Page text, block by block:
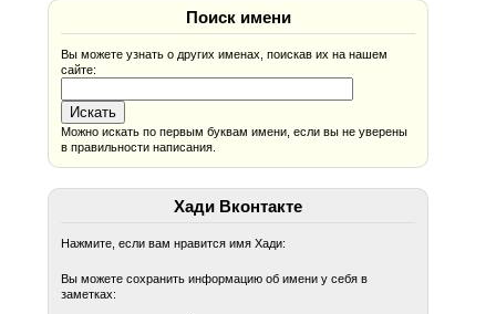
Поиск имени
Вы можете узнать о других именах, поискав их на нашем
сайте:
Можно искать по первым буквам имени, если вы не уверены
в правильности написания.
Хади Вконтакте
Нажмите, если вам нравится имя Хади:
Вы можете сохранить информацию об имени у себя в
заметках: